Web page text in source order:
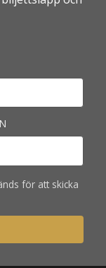
för att skicka